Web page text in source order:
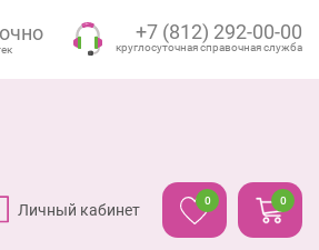
+7 (812) 292-00-00
круглосуточная справочная служба
Личный кабинет
0 0